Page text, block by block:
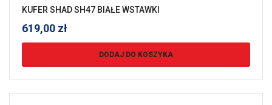
KUFER SHAD SH47 BIAŁE WSTAWKI
619,00 zł
DODAJ DO KOSZYKA